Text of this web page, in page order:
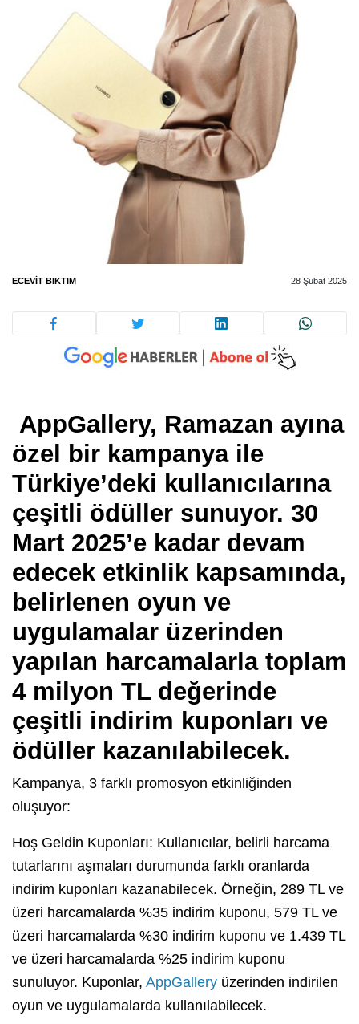
ECEVIT BIKTIM 28 Şubat 2025
AppGallery, Ramazan ayına
özel bir kampanya ile
Türkiye’deki kullanıcılarına
çeşitli ödüller sunuyor. 30
Mart 2025’e kadar devam
edecek etkinlik kapsamında,
belirlenen oyun ve
uygulamalar üzerinden
yapılan harcamalarla toplam
4 milyon TL değerinde
çeşitli indirim kuponları ve
ödüller kazanılabilecek.
Kampanya, 3 farklı promosyon etkinliğinden
oluşuyor:
Hoş Geldin Kuponları: Kullanıcılar, belirli harcama
tutarlarını aşmaları durumunda farklı oranlarda
indirim kuponları kazanabilecek. Örneğin, 289 TL ve
üzeri harcamalarda %35 indirim kuponu, 579 TL ve
üzeri harcamalarda %30 indirim kuponu ve 1.439 TL
ve üzeri harcamalarda %25 indirim kuponu
sunuluyor. Kuponlar, AppGallery üzerinden indirilen
oyun ve uygulamalarda kullanılabilecek.